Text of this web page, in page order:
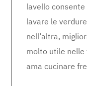
lavello
lavare le
nell’altra,
molto utile nelle
ama cucinare